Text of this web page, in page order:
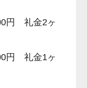
円 礼金2ヶ
円 礼金1ヶ